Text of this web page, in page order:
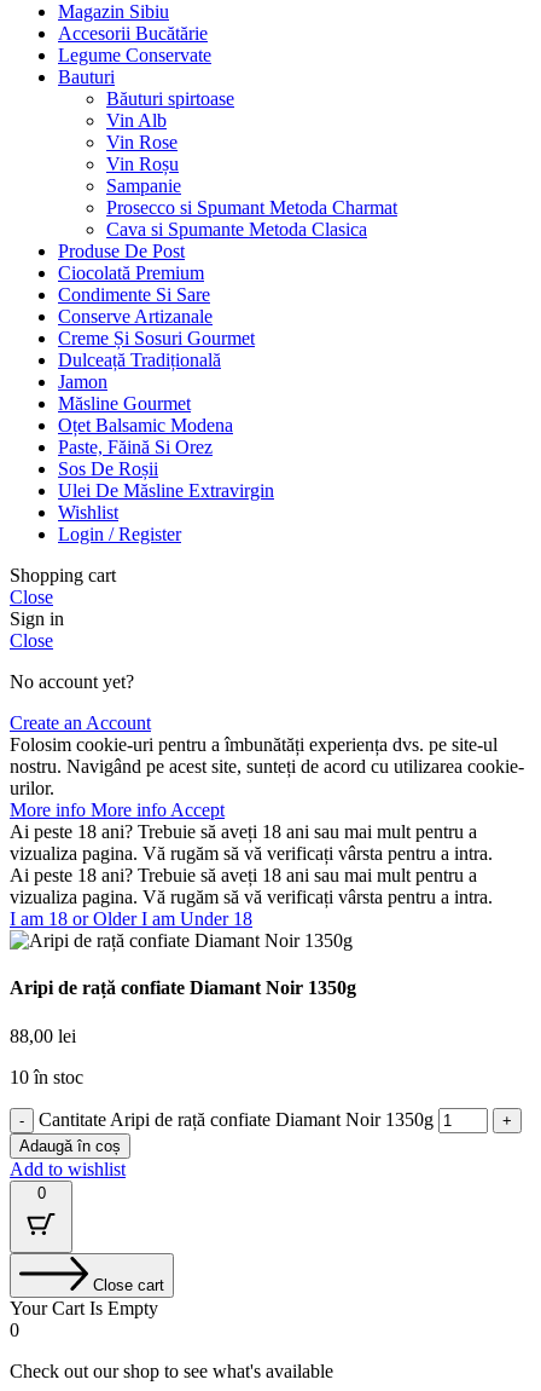
Magazin Sibiu
Accesorii Bucătărie
Legume Conservate
Bauturi
Băuturi spirtoase
Vin Alb
Vin Rose
Vin Roșu
Sampanie
Prosecco si Spumant Metoda Charmat
Cava si Spumante Metoda Clasica
Produse De Post
Ciocolată Premium
Condimente Si Sare
Conserve Artizanale
Creme Și Sosuri Gourmet
Dulceață Tradițională
Jamon
Măsline Gourmet
Oțet Balsamic Modena
Paste, Făină Si Orez
Sos De Roșii
Ulei De Măsline Extravirgin
Wishlist
Login / Register
Shopping cart
Close
Sign in
Close
No account yet?
Create an Account
Folosim cookie-uri pentru a îmbunătăți experiența dvs. pe site-ul
nostru. Navigând pe acest site, sunteți de acord cu utilizarea cookie-
urilor.
More info More info Accept
Ai peste 18 ani? Trebuie să aveți 18 ani sau mai mult pentru a
vizualiza pagina. Vă rugăm să vă verificați vârsta pentru a intra.
Ai peste 18 ani? Trebuie să aveți 18 ani sau mai mult pentru a
vizualiza pagina. Vă rugăm să vă verificați vârsta pentru a intra.
I am 18 or OlderI am Under 18
Aripi de rață confiate Diamant Noir 1350g
88,00 lei
10 în stoc
Cantitate Aripi de rață confiate Diamant Noir 1350g
Adaugă în coș
Add to wishlist
0
Close cart
Your Cart Is Empty
0
Check out our shop to see what's available